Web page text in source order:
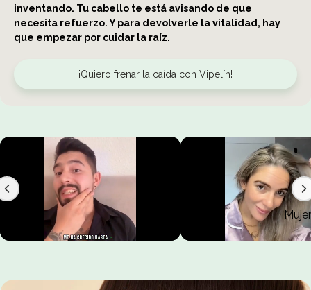
Mujer
inventando. Tu cabello te está avisando de que
necesita refuerzo. Y para devolverle la vitalidad, hay
que empezar por cuidar la raíz.
¡Quiero frenar la caída con Vipelín!